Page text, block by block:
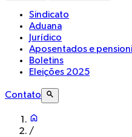
Sindicato
Aduana
Jurídico
Aposentados e
Boletins
Eleições 2025
Contato
/